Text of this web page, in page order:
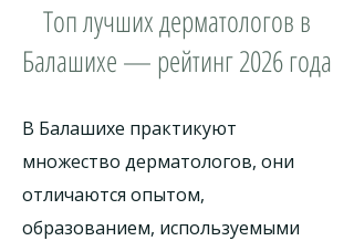
Топ лучших дерматологов в
Балашихе — рейтинг 2026 года
В Балашихе практикуют
множество дерматологов, они
отличаются опытом,
образованием, используемыми